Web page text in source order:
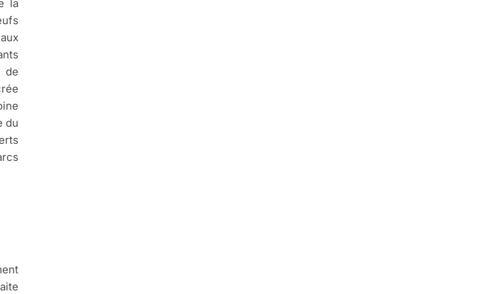
la
de
du